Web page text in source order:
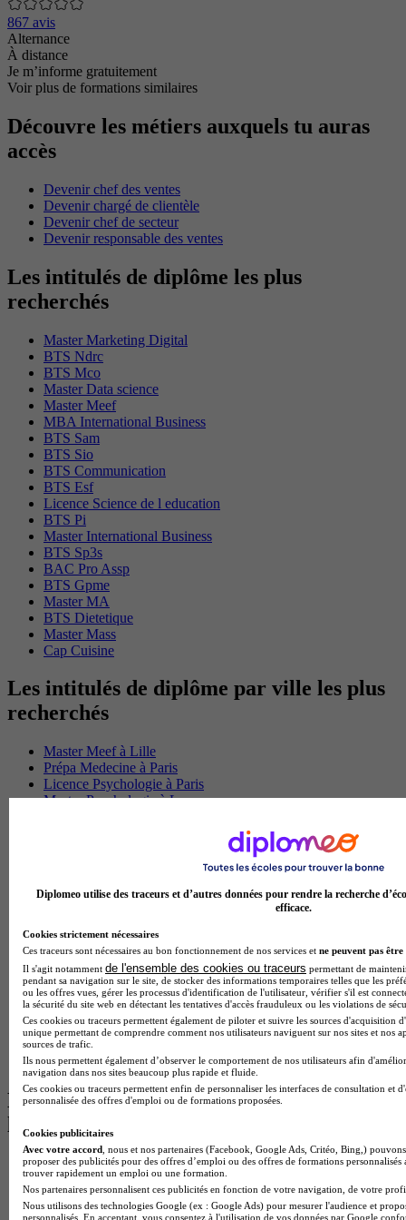
867 avis
Alternance
À distance
Je m’informe gratuitement
Voir plus de formations similaires
Découvre les métiers auxquels tu auras
accès
Devenir chef des ventes
Devenir chargé de clientèle
Devenir chef de secteur
Devenir responsable des ventes
Les intitulés de diplôme les plus
recherchés
Master Marketing Digital
BTS Ndrc
BTS Mco
Master Data science
Master Meef
MBA International Business
BTS Sam
BTS Sio
BTS Communication
BTS Esf
Licence Science de l education
BTS Pi
Master International Business
BTS Sp3s
BAC Pro Assp
BTS Gpme
Master MA
BTS Dietetique
Master Mass
Cap Cuisine
Les intitulés de diplôme par ville les plus
recherchés
Master Meef à Lille
Prépa Medecine à Paris
Licence Psychologie à Paris
Master Psychologie à Lyon
Master Psychologie à Montpellier
Master Meef à Paris
BTS Tourisme à Lyon
BTS Tourisme à Paris
BTS Tourisme à Toulouse
Licence Psychologie à Lille
Master Informatique à Paris
BTS Communication à Bordeaux
Master Psychologie à Angers
BTS Communication à Lyon
BTS Ndrc à Lyon
Les intitulés de diplôme par alternance
les plus recherchés
BTS Esf en alternance
BTS Dietetique en alternance
BTS Mco en alternance
BTS Pi en alternance
Diplomeo utilise des traceurs et d’autres données pour rendre la recherche
efficace.
Cookies strictement nécessaires
Ces traceurs sont nécessaires au bon fonctionnement de nos services et ne peuvent pas être
Il s'agit notamment de l'ensemble des cookies ou traceurs permettant de
pendant sa navigation sur le site, de stocker des informations temporaires telles que les
ou les offres vues, gérer les processus d'identification de l'utilisateur, vérifier s'il est
la sécurité du site web en détectant les tentatives d'accès frauduleux ou les violations de
Ces cookies ou traceurs permettent également de piloter et suivre les sources d'acquisition
unique permettant de comprendre comment nos utilisateurs naviguent sur nos sites et nos
sources de trafic.
Ils nous permettent également d’observer le comportement de nos utilisateurs afin
navigation dans nos sites beaucoup plus rapide et fluide.
Ces cookies ou traceurs permettent enfin de personnaliser les interfaces de consultation et
personnalisée des offres d'emploi ou de formations proposées.
Cookies publicitaires
Avec votre accord , nous et nos partenaires (Facebook, Google Ads, Critéo, Bing,)
proposer des publicités pour des offres d’emploi ou des offres de formations
trouver rapidement un emploi ou une formation.
Nos partenaires personnalisent ces publicités en fonction de votre navigation, de votre
Nous utilisons des technologies Google (ex : Google Ads) pour mesurer l'audience et
personnalisés. En acceptant, vous consentez à l'utilisation de vos données par Google